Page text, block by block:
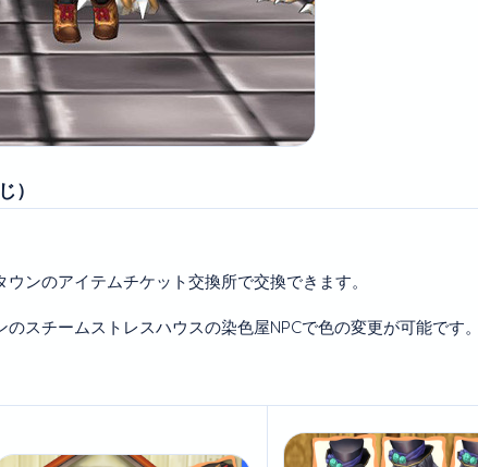
）
ンのアイテムチケット交換所で交換できます。
のスチームストレスハウスの染色屋NPCで色の変更が可能です